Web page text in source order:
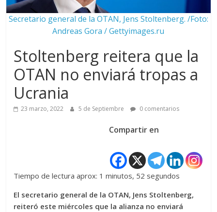
Secretario general de la OTAN, Jens Stoltenberg. /Foto:
Andreas Gora / Gettyimages.ru
Stoltenberg reitera que la
OTAN no enviará tropas a
Ucrania
23 marzo, 2022 5 de Septiembre 0 comentarios
Compartir en
Tiempo de lectura aprox: 1 minutos, 52 segundos
El secretario general de la OTAN, Jens Stoltenberg,
reiteró este miércoles que la alianza no enviará